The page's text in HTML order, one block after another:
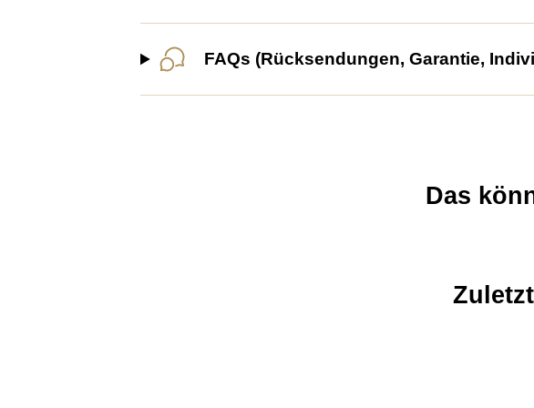
FAQs (Rücksendungen, Garantie,
Das